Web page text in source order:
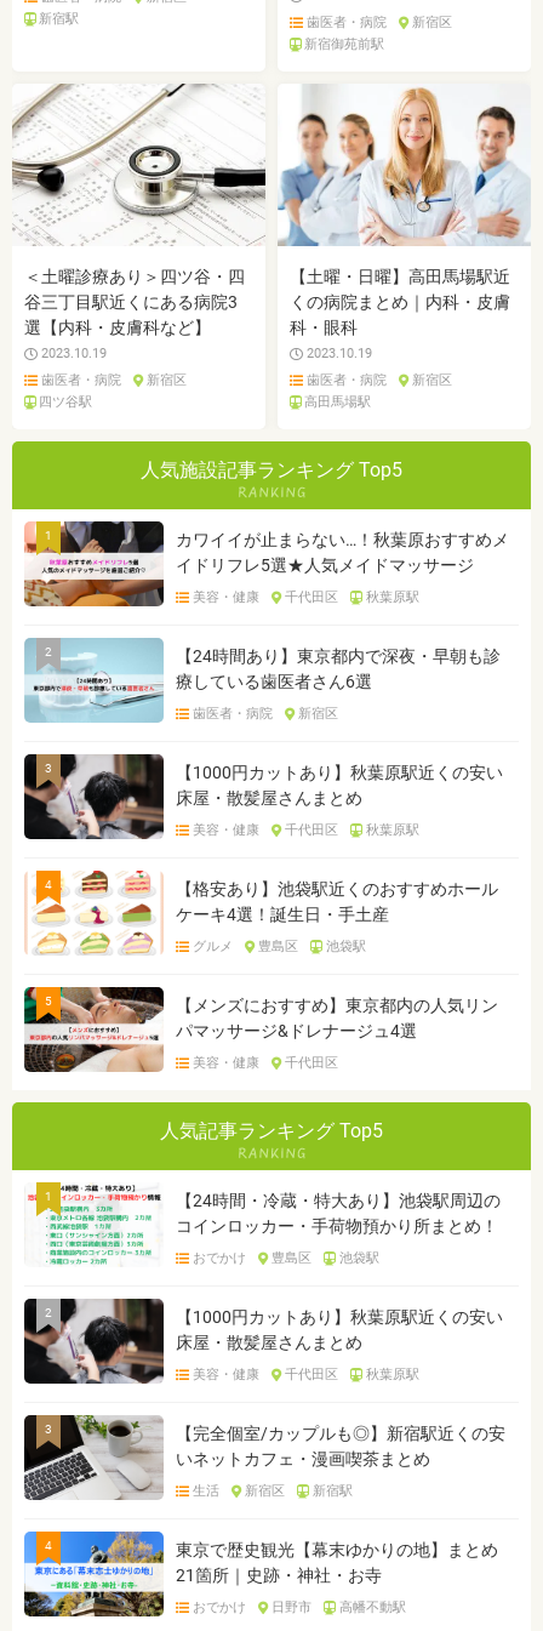
新宿駅
歯医者・病院
新宿区
新宿御苑前駅
＜土曜診療あり＞四ツ谷・四
谷三丁目駅近くにある病院3
選【内科・皮膚科など】
2023.10.19
歯医者・病院
新宿区
四ツ谷駅
【土曜・日曜】高田馬場駅近
くの病院まとめ｜内科・皮膚
科・眼科
2023.10.19
歯医者・病院
新宿区
高田馬場駅
人気施設記事ランキング Top5
1
カワイイが止まらない…！秋葉原おすすめメ
イドリフレ5選★人気メイドマッサージ
美容・健康 千代田区 秋葉原駅
2
【24時間あり】東京都内で深夜・早朝も診
療している歯医者さん6選
歯医者・病院 新宿区
3
【1000円カットあり】秋葉原駅近くの安い
床屋・散髪屋さんまとめ
美容・健康 千代田区 秋葉原駅
4
【格安あり】池袋駅近くのおすすめホール
ケーキ4選！誕生日・手土産
グルメ 豊島区 池袋駅
5
【メンズにおすすめ】東京都内の人気リン
パマッサージ&ドレナージュ4選
美容・健康 千代田区
人気記事ランキング Top5
1
【24時間・冷蔵・特大あり】池袋駅周辺の
コインロッカー・手荷物預かり所まとめ！
おでかけ 豊島区 池袋駅
2
【1000円カットあり】秋葉原駅近くの安い
床屋・散髪屋さんまとめ
美容・健康 千代田区 秋葉原駅
3
【完全個室/カップルも◎】新宿駅近くの安
いネットカフェ・漫画喫茶まとめ
生活 新宿区 新宿駅
4
東京で歴史観光【幕末ゆかりの地】まとめ
21箇所｜史跡・神社・お寺
おでかけ 日野市 高幡不動駅